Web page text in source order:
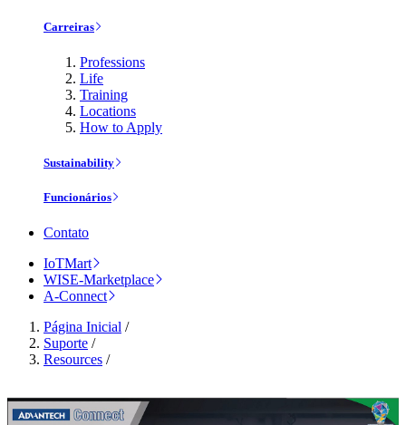
Carreiras
Professions
Life
Training
Locations
How to Apply
Sustainability
Funcionários
Contato
IoTMart
WISE-Marketplace
A-Connect
Página Inicial /
Suporte /
Resources /